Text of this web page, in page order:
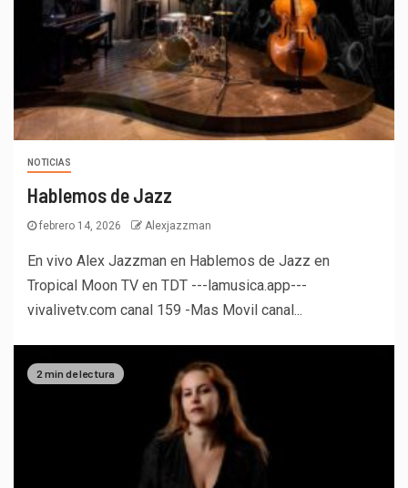
NOTICIAS
Hablemos de Jazz
febrero 14, 2026 Alexjazzman
En vivo Alex Jazzman en Hablemos de Jazz en
Tropical Moon TV en TDT ---lamusica.app---
vivalivetv.com canal 159 -Mas Movil canal...
2 min de lectura